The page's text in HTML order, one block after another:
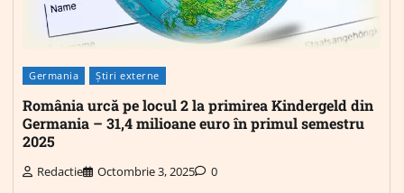
Germania Știri externe
România urcă pe locul 2 la primirea Kindergeld din
Germania – 31,4 milioane euro în primul semestru
2025
Redactie Octombrie 3, 2025 0